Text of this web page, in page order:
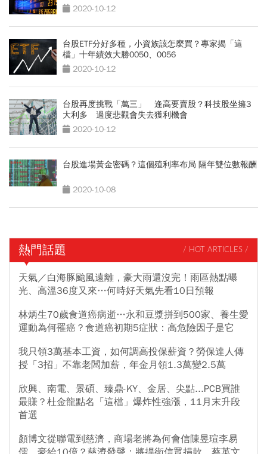
2020-10-12
台股ETF分好多種，小資族該怎麼買？專家揭「這
檔」十年績效大勝0050、0056
2020-10-12
台股再度挑戰「萬三」 逢高要賣股？科技股坐擁3
大利多 過度悲觀會失去獲利機會
2020-10-12
台股進場黃金密碼？這個殖利率布局 隔年雙位數報酬
2020-10-08
熱門話題 / HOT ARTICLES /
天氣／白海豚颱風遠離，豪大雨還沒完！雨區熱點曝
光、高溫36度又來…何時好天氣先看10日預報
林炳生70歲食道癌病逝…永和豆漿拼到500家、養生愛
運動為何罹癌？食道癌初期5症狀：高危險因子是它
我只領3萬基本工資，如何調高投保薪資？勞保達人傳
授「3招」不靠老闆加薪，年金月領1.3萬變2.5萬
欣興、南電、景碩、臻鼎-KY、金居、尖點...PCB買誰
最賺？杜金龍點名「這檔」爆炸性強漲，11月末升段
首選
顏博文從聯電到慈濟，商場老將為何會信陳昱瑄李易